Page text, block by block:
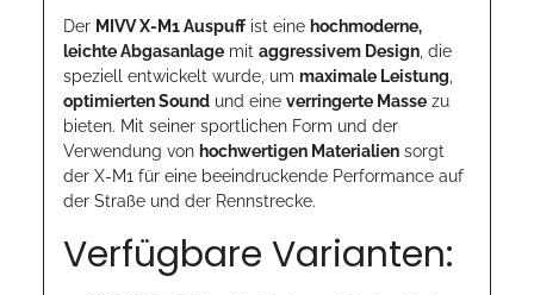
Der MIVV X-M1 Auspuff ist eine hochmoderne,
leichte Abgasanlage mit aggressivem Design , die
speziell entwickelt wurde, um maximale Leistung
optimierten Sound und eine verringerte Masse zu
bieten. Mit seiner sportlichen Form und der
Verwendung von hochwertigen Materialien sorgt
der X-M1 für eine beeindruckende Performance auf
der Straße und der Rennstrecke.
Verfügbare Varianten: